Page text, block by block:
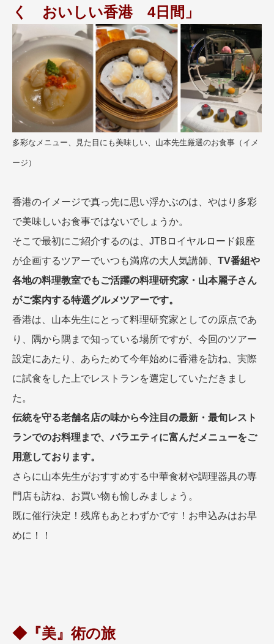
く おいしい香港 4日間」
多彩なメニュー、見た目にも美味しい、山本先生厳選のお食事（イメ
ージ）
香港のイメージで真っ先に思い浮かぶのは、やはり多彩
で美味しいお食事ではないでしょうか。
そこで最初にご紹介するのは、JTBロイヤルロード銀座
が企画するツアーでいつも満席の大人気講師、 TV番組や
各地の料理教室でもご活躍の料理研究家・山本麗子さん
がご案内する特選グルメツアーです。
香港は、山本先生にとって料理研究家としての原点であ
り、隅から隅まで知っている場所ですが、今回のツアー
設定にあたり、あらためて今年始めに香港を訪ね、実際
に試食をした上でレストランを選定していただきまし
た。
伝統を守る老舗名店の味から今注目の最新・最旬レスト
ランでのお料理まで、バラエティに富んだメニューをご
用意しております。
さらに山本先生がおすすめする中華食材や調理器具の専
門店も訪ね、お買い物も愉しみましょう。
既に催行決定！残席もあとわずかです！お申込みはお早
めに！！
◆『美』術の旅